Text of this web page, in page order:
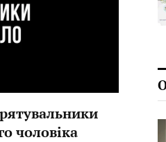
чоловіка